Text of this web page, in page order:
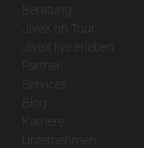
Beratung
JiveX on Tour
JiveX live erleben
Partner
Services
Blog
Karriere
Unternehmen